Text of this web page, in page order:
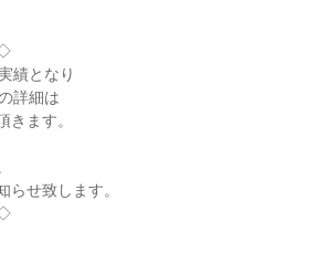
績となり
詳細は
きます。
らせ致します。